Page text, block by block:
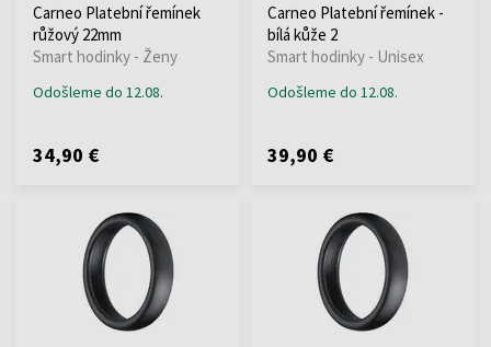
Carneo Platební řemínek
růžový 22mm
Smart hodinky - Ženy
Odošleme do 12.08.
34,90 €
Carneo Platební řemínek -
bílá kůže 2
Smart hodinky - Unisex
Odošleme do 12.08.
39,90 €